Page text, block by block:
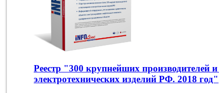
Реестр "300 крупнейших производителей
электротехнических изделий РФ. 2018 год"